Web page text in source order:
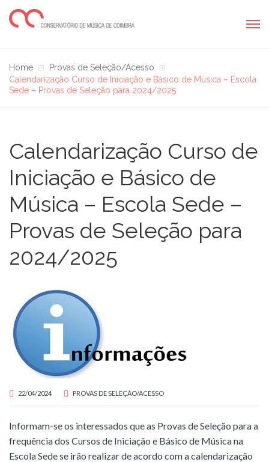
Home
Provas de Seleção/Acesso
Calendarização Curso de Iniciação e Básico de Música – Escola
Sede – Provas de Seleção para 2024/2025
Calendarização Curso de
Iniciação e Básico de
Música – Escola Sede –
Provas de Seleção para
2024/2025
22/04/2024 PROVAS DE SELEÇÃO/ACESSO
Informam-se os interessados que as Provas de Seleção para a
frequência dos Cursos de Iniciação e Básico de Música na
Escola Sede se irão realizar de acordo com a calendarização